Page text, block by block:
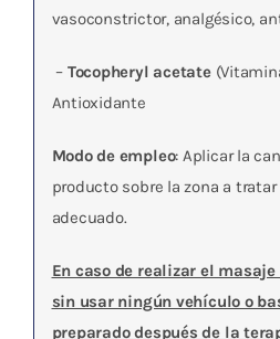
vasoconstrictor, analgésico,
– Tocopheryl acetate
Antioxidante
Modo de empleo: Aplicar la
producto sobre la zona a
adecuado.
En caso de realizar el
sin usar ningún vehículo o
preparado después de la